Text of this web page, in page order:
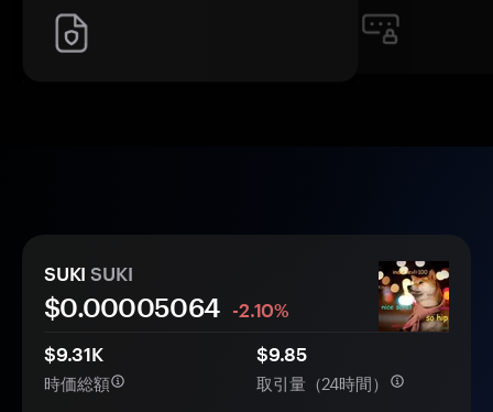
SUKI SUKI
$0.00005064
-2.10%
$9.31K
時価総額
$9.85
取引量（24時間）